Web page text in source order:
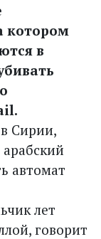
котором
в
Сирии,
автомат
лет
говорит